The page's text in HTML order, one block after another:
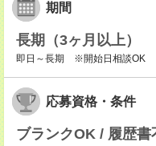
期間
長期（3ヶ月以上）
即日～長期 ※開始日相談OK
応募資格・条件
ブランクOK / 履歴